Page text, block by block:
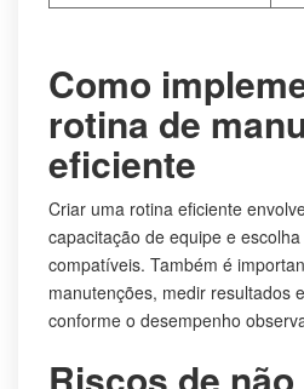
Como
rotina de
eficiente
Criar uma rotina eficiente
capacitação de equipe e
compatíveis. Também é
manutenções, medir resultados
conforme o desempenho
Riscos de